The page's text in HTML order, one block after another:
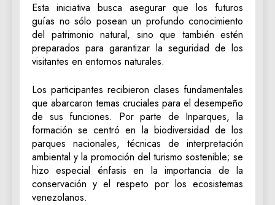
Esta iniciativa busca asegurar que los futuros
guías no sólo posean un profundo conocimiento
del patrimonio natural, sino que también estén
preparados para garantizar la seguridad de los
visitantes en entornos naturales.
Los participantes recibieron clases fundamentales
que abarcaron temas cruciales para el desempeño
de sus funciones. Por parte de Inparques, la
formación se centró en la biodiversidad de los
parques nacionales, técnicas de interpretación
ambiental y la promoción del turismo sostenible; se
hizo especial énfasis en la importancia de la
conservación y el respeto por los ecosistemas
venezolanos.